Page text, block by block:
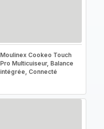
Moulinex Cookeo Touch
Pro Multicuiseur, Balance
intégrée, Connecté